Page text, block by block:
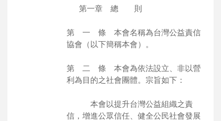
第一章 總 則
第 一 條 本會名稱為台灣公益責信
協會（以下簡稱本會）。
第 二 條 本會為依法設立、非以營
利為目的之社會團體。宗旨如下：
本會以提升台灣公益組織之責
信，增進公眾信任、健全公民社會發展